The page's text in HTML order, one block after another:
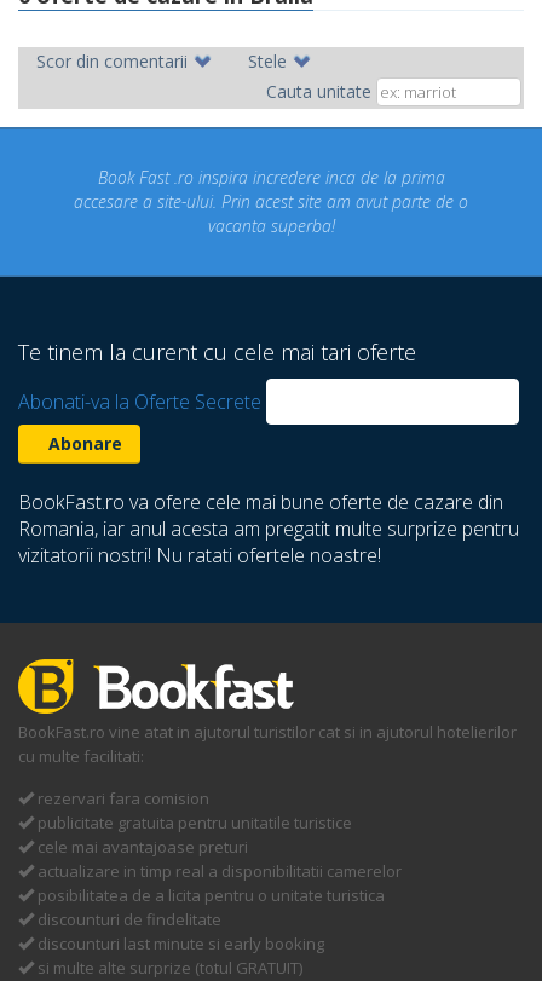
Scor din comentarii
Stele
Cauta unitate
Fast .ro inspira incredere inca de la prima
a site-ului. Prin acest site am avut parte de o
vacanta superba!
Te tinem la curent cu cele mai tari oferte
Abonati-va la Oferte Secrete
BookFast.ro va ofere cele mai bune oferte de cazare din
Romania, iar anul acesta am pregatit multe surprize pentru
vizitatorii nostri! Nu ratati ofertele noastre!
BookFast.ro vine atat in ajutorul turistilor cat si in ajutorul hotelierilor
cu multe facilitati:
rezervari fara comision
publicitate gratuita pentru unitatile turistice
cele mai avantajoase preturi
actualizare in timp real a disponibilitatii camerelor
posibilitatea de a licita pentru o unitate turistica
discounturi de findelitate
discounturi last minute si early booking
si multe alte surprize (totul GRATUIT)